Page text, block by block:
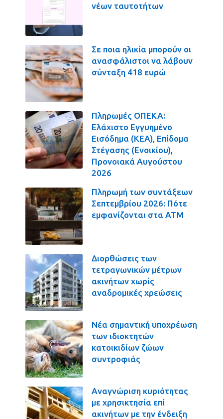
νέων ταυτοτήτων
Σε ποια ηλικία μπορούν οι
ανασφάλιστοι να λάβουν
σύνταξη 418 ευρώ
Πληρωμές ΟΠΕΚΑ:
Ελάχιστο Εγγυημένο
Εισόδημα (ΚΕΑ), Επίδομα
Στέγασης (Ενοικίου),
Προνοιακά Αυγούστου
2026
Πληρωμή των συντάξεων
Σεπτεμβρίου 2026: Πότε
εμφανίζονται στα ΑΤΜ
Διορθώσεις των
τετραγωνικών μέτρων
ακινήτων χωρίς
αναδρομικές χρεώσεις
Νέα σημαντική υποχρέωση
των ιδιοκτητών
κατοικιδίων ζώων
συντροφιάς
Αναγνώριση κυριότητας
με χρησικτησία επί
ακινήτων με την ένδειξη